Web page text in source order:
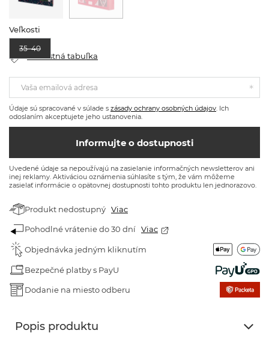
Veľkosti
35–40
Veľkostná tabuľka
Vaša emailová adresa
Údaje sú spracované v súlade s zásady ochrany osobných údajov. Ich
odoslaním akceptujete jeho ustanovenia.
Informujte o dostupnosti
Uvedené údaje sa nepoužívajú na zasielanie informačných newsletterov ani
inej reklamy. Aktiváciou oznámenia súhlasíte s tým, že vám môžeme
zasielať informácie o opätovnej dostupnosti tohto produktu len jednorazovo.
Produkt nedostupný Viac
Pohodlné vrátenie do 30 dní Viac
Objednávka jedným kliknutím
Bezpečné platby s PayU
Dodanie na miesto odberu
Popis produktu